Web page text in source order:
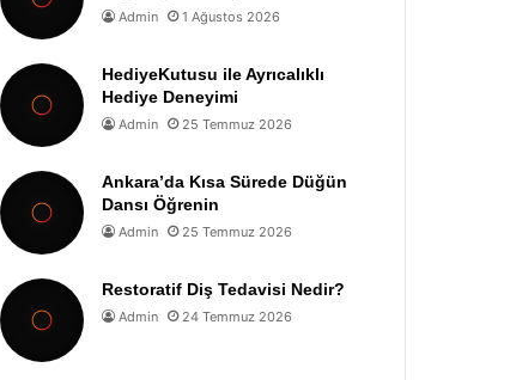
Admin 1 Ağustos 2026
HediyeKutusu ile Ayrıcalıklı
Hediye Deneyimi
Admin 25 Temmuz 2026
Ankara’da Kısa Sürede Düğün
Dansı Öğrenin
Admin 25 Temmuz 2026
Restoratif Diş Tedavisi Nedir?
Admin 24 Temmuz 2026